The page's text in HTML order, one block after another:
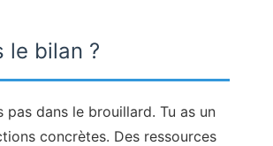
le bilan ?
pas dans le brouillard. Tu as un
concrètes. Des ressources